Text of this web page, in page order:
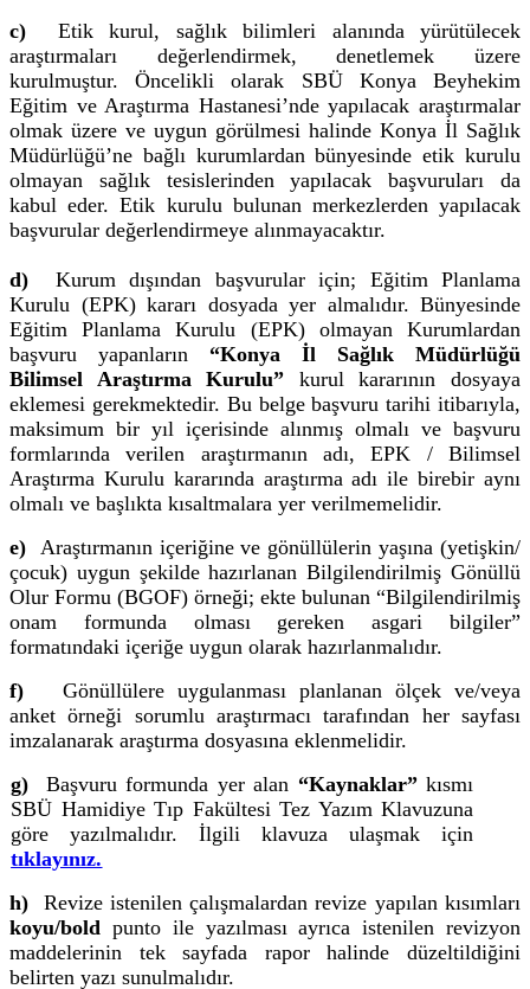
c) Etik kurul, sağlık bilimleri alanında yürütülecek
araştırmaları değerlendirmek, denetlemek üzere
kurulmuştur. Öncelikli olarak SBÜ Konya Beyhekim
Eğitim ve Araştırma Hastanesi’nde yapılacak araştırmalar
olmak üzere ve uygun görülmesi halinde Konya İl Sağlık
Müdürlüğü’ne bağlı kurumlardan bünyesinde etik kurulu
olmayan sağlık tesislerinden yapılacak başvuruları da
kabul eder. Etik kurulu bulunan merkezlerden yapılacak
başvurular değerlendirmeye alınmayacaktır.
d) Kurum dışından başvurular için; Eğitim Planlama
Kurulu (EPK) kararı dosyada yer almalıdır. Bünyesinde
Eğitim Planlama Kurulu (EPK) olmayan Kurumlardan
başvuru yapanların “Konya İl Sağlık Müdürlüğü
Bilimsel Araştırma Kurulu” kurul kararının dosyaya
eklemesi gerekmektedir. Bu belge başvuru tarihi itibarıyla,
maksimum bir yıl içerisinde alınmış olmalı ve başvuru
formlarında verilen araştırmanın adı, EPK / Bilimsel
Araştırma Kurulu kararında araştırma adı ile birebir aynı
olmalı ve başlıkta kısaltmalara yer verilmemelidir.
e) Araştırmanın içeriğine ve gönüllülerin yaşına (yetişkin/
çocuk) uygun şekilde hazırlanan Bilgilendirilmiş Gönüllü
Olur Formu (BGOF) örneği; ekte bulunan “Bilgilendirilmiş
onam formunda olması gereken asgari bilgiler”
formatındaki içeriğe uygun olarak hazırlanmalıdır.
f) Gönüllülere uygulanması planlanan ölçek ve/veya
anket örneği sorumlu araştırmacı tarafından her sayfası
imzalanarak araştırma dosyasına eklenmelidir.
g)Başvuru formunda yer alan “Kaynaklar”kısmı
SBÜ Hamidiye Tıp Fakültesi Tez Yazım Klavuzuna
göre yazılmalıdır. İlgili klavuza ulaşmak için
tıklayınız.
h) Revize istenilen çalışmalardan revize yapılan kısımları
koyu/bold punto ile yazılması ayrıca istenilen revizyon
maddelerinin tek sayfada rapor halinde düzeltildiğini
belirten yazı sunulmalıdır.